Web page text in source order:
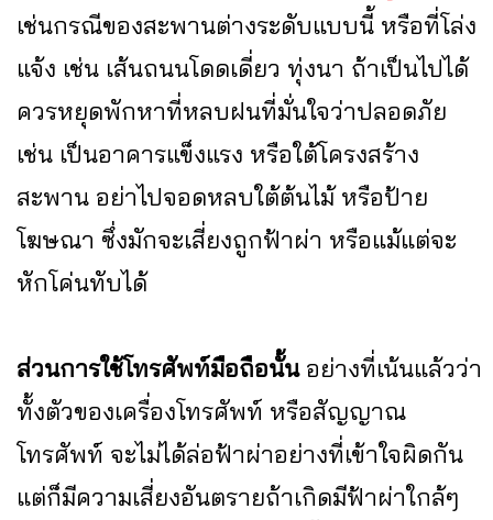
เช่นกรณีของสะพานต่างระดับแบบนี้ หรือที่โล่ง
แจ้ง เช่น เส้นถนนโดดเดี่ยว ทุ่งนา ถ้าเป็นไปได้
ควรหยุดพักหาที่หลบฝนที่มั่นใจว่าปลอดภัย
เช่น เป็นอาคารแข็งแรง หรือใต้โครงสร้าง
สะพาน อย่าไปจอดหลบใต้ต้นไม้ หรือป้าย
โฆษณา ซึ่งมักจะเสี่ยงถูกฟ้าผ่า หรือแม้แต่จะ
หักโค่นทับได้
ส่วนการใช้โทรศัพท์มือถือนั้นอย่างที่เน้นแล้วว่า
ทั้งตัวของเครื่องโทรศัพท์ หรือสัญญาณ
โทรศัพท์ จะไม่ได้ล่อฟ้าผ่าอย่างที่เข้าใจผิดกัน
แต่ก็มีความเสี่ยงอันตรายถ้าเกิดมีฟ้าผ่าใกล้ๆ